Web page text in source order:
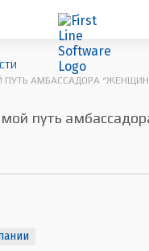
ПУТЬ АМБАССАДОРА
мой путь